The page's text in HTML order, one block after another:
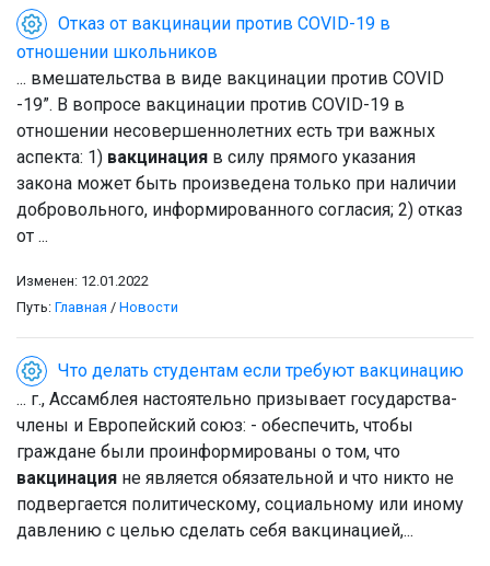
Отказ от вакцинации против COVID-19 в
отношении школьников
... вмешательства в виде вакцинации против COVID
-19”. В вопросе вакцинации против COVID-19 в
отношении несовершеннолетних есть три важных
аспекта: 1) вакцинация в силу прямого указания
закона может быть произведена только при наличии
добровольного, информированного согласия; 2) отказ
от ...
Изменен: 12.01.2022
Путь: Главная / Новости
Что делать студентам если требуют вакцинацию
... г., Ассамблея настоятельно призывает государства-
члены и Европейский союз: - обеспечить, чтобы
граждане были проинформированы о том, что
вакцинация не является обязательной и что никто не
подвергается политическому, социальному или иному
давлению с целью сделать себя вакцинацией,...